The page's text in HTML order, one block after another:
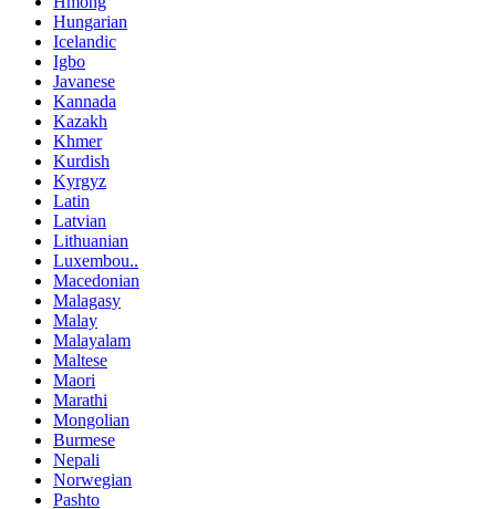
Hungarian
Icelandic
Igbo
Javanese
Kannada
Kazakh
Khmer
Kurdish
Kyrgyz
Latin
Latvian
Lithuanian
Luxembou..
Macedonian
Malagasy
Malay
Malayalam
Maltese
Maori
Marathi
Mongolian
Burmese
Nepali
Norwegian
Pashto